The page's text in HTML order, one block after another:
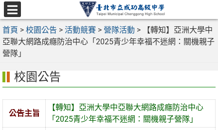
跳
至
主
要
內
選
單
首頁 > 校園公告 > 活動競賽 > 營隊活動 >
【轉知】亞洲大學中
亞聯大網路成癮防治中心「2025青少年幸福不迷網：關機親子
營隊」
校園公告
公告主旨
【轉知】亞洲大學中亞聯大網路成癮防治中心
「2025青少年幸福不迷網：關機親子營隊」